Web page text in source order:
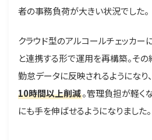
者の事務負荷が大きい状況でした。
クラウド型のアルコールチェッカー
と連携する形で運用を再構築。そ
勤怠データに反映されるようになり、
10時間以上削減。管理負担が軽く
にも手を伸ばせるようになりました。